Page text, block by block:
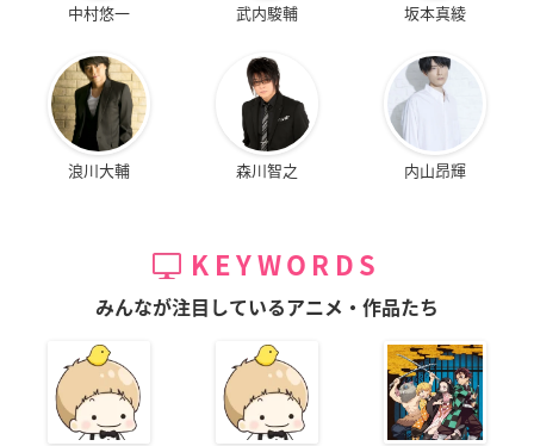
中村悠一 武内駿輔 坂本真綾
浪川大輔 森川智之 内山昂輝
KEYWORDS
みんなが注目しているアニメ・作品たち